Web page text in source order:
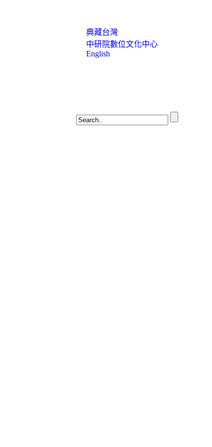
典藏台灣
中研院數位文化中心
English